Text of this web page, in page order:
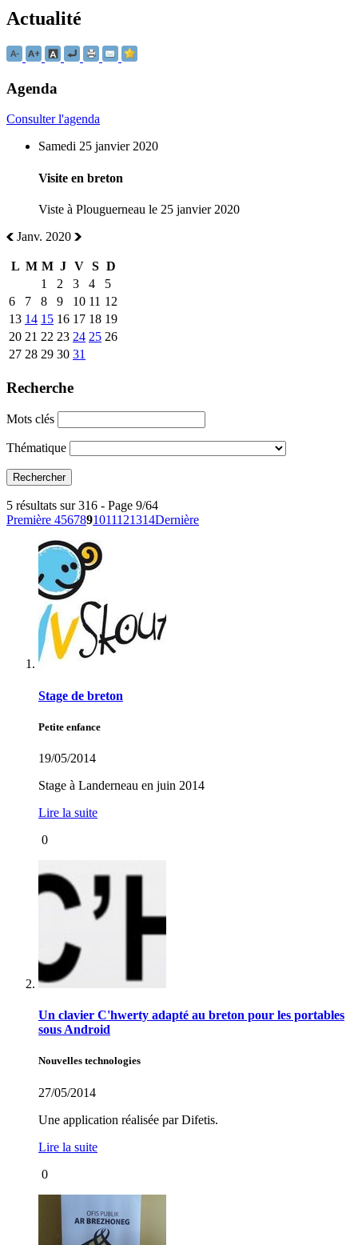
Actualité
Agenda
Consulter l'agenda
Samedi 25 janvier 2020
Visite en breton
Viste à Plouguerneau le 25 janvier 2020
Janv. 2020
L M M J V S D
1
2 3 4
5
6
7 8 9 10 11 12
13 14 15 16 17 18 19
20 21 22 23 24 25 26
27 28 29 30 31
Recherche
Mots clés
Thématique
5 résultats sur 316 - Page 9/64
Première 4567891011121314Dernière
Stage de breton
Petite enfance
19/05/2014
Stage à Landerneau en juin 2014
Lire la suite
0
Un clavier C'hwerty adapté au breton pour les portables
sous Android
Nouvelles technologies
27/05/2014
Une application réalisée par Difetis.
Lire la suite
0